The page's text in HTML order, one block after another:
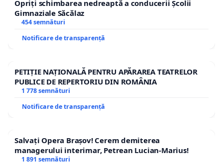
Opriți schimbarea nedreaptă a conducerii Școlii
Gimnaziale Săcălaz
454 semnături
Notificare de transparență
PETIȚIE NAȚIONALĂ PENTRU APĂRAREA TEATRELOR
PUBLICE DE REPERTORIU DIN ROMÂNIA
1 778 semnături
Notificare de transparență
Salvați Opera Brașov! Cerem demiterea
managerului interimar, Petrean Lucian-Marius!
1 891 semnături